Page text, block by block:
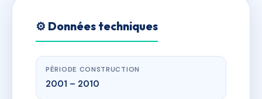
⚙️ Données techniques
PÉRIODE CONSTRUCTION
2001 – 2010